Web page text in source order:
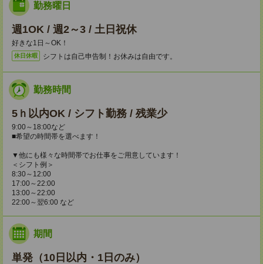
勤務曜日
週1OK / 週2～3 / 土日祝休
好きな1日～OK！
休日休暇 シフトは自己申告制！お休みは自由です。
勤務時間
5ｈ以内OK / シフト勤務 / 残業少
9:00～18:00など
■希望の時間帯を選べます！
▼他にも様々な時間帯でお仕事をご用意しています！
＜シフト例＞
8:30～12:00
17:00～22:00
13:00～22:00
22:00～翌6:00 など
期間
単発（10日以内・1日のみ）